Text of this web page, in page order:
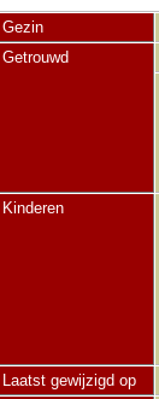
Gezin
Getrouwd
Kinderen
Laatst gewijzigd op